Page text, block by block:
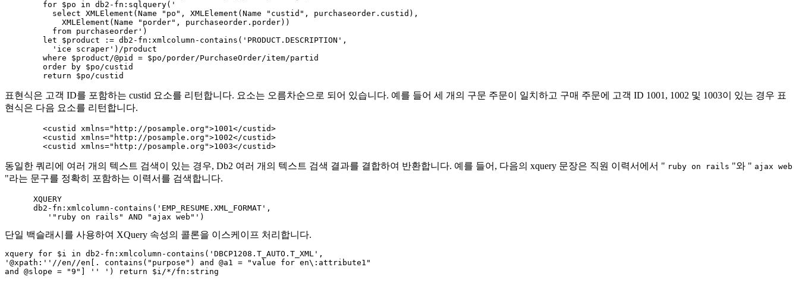
	return $po/custid
표현식은 고객 ID를 포함하는 custid 요소를 리턴합니다. 요소는 오름차순으로 되어 있습니다. 예를 들어 세 개의 구문 주문이 일치하고 구매 주문에 고객 ID 1001, 1002 및 1003이 있는 경우 표
현식은 다음 요소를 리턴합니다.
	<custid xmlns="http://posample.org">1003</custid>
동일한 쿼리에 여러 개의 텍스트 검색이 있는 경우, Db2 여러 개의 텍스트 검색 결과를 결합하여 반환합니다. 예를 들어, 다음의 xquery 문장은 직원 이력서에서 " ruby on rails "와 " ajax web
"라는 문구를 정확히 포함하는 이력서를 검색합니다.
      XQUERY
      db2-fn:xmlcolumn-contains('EMP_RESUME.XML_FORMAT',
         '"ruby on rails" AND "ajax web"')
단일 백슬래시를 사용하여 XQuery 속성의 콜론을 이스케이프 처리합니다.
xquery for $i in db2-fn:xmlcolumn-contains('DBCP1208.T_AUTO.T_XML',
'@xpath:''//en//en[. contains("purpose") and @a1 = "value for en\:attribute1"
and @slope = "9"] '' ') return $i/*/fn:string